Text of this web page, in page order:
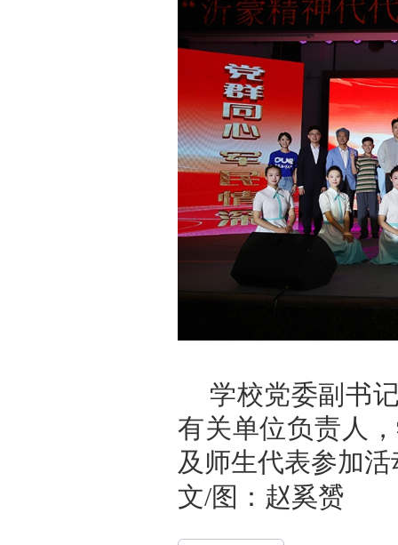
学校党委副书
有关单位负责人
及师生代表参加活
文/图：赵奚赟